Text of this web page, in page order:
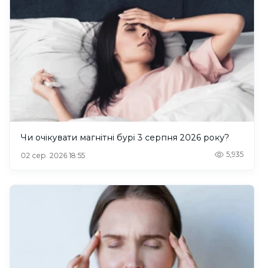
Чи очікувати магнітні бурі 3 серпня 2026 року?
02 сер. 2026 18:55 5,935